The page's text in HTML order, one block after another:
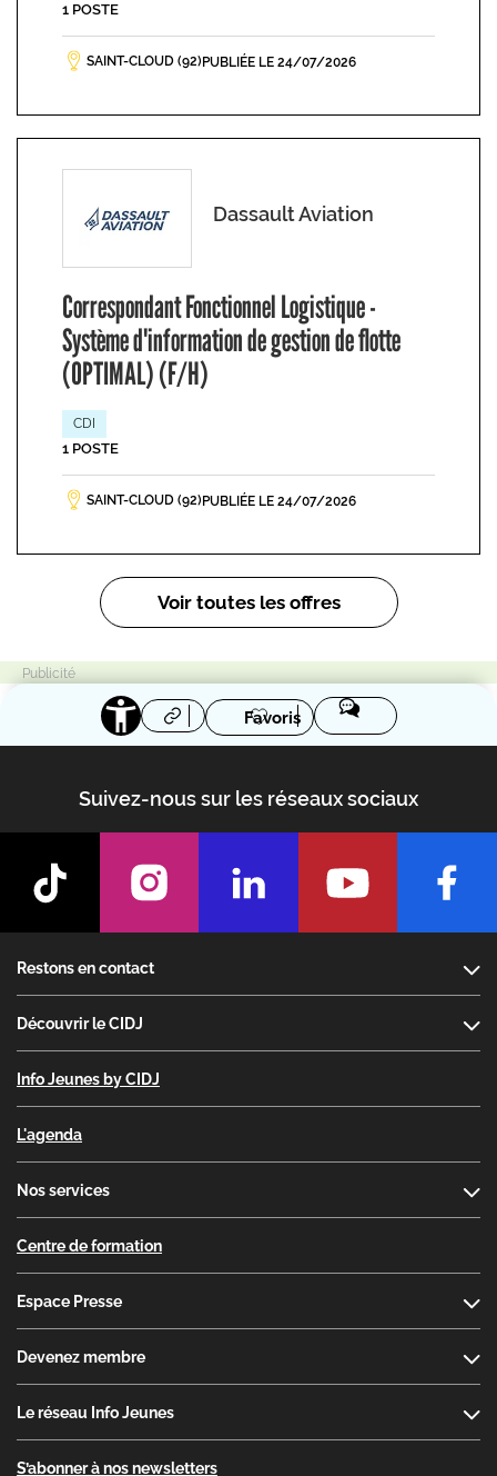
1 POSTE
SAINT-CLOUD (92) PUBLIÉE LE 24/07/2026
Dassault Aviation
Correspondant Fonctionnel Logistique -
Système d'information de gestion de flotte
(OPTIMAL) (F/H)
CDI
1 POSTE
SAINT-CLOUD (92) PUBLIÉE LE 24/07/2026
Pagination
Voir toutes les offres
Favoris
Suivez-nous sur les réseaux sociaux
Restons en contact
Découvrir le CIDJ
Info Jeunes by CIDJ
L'agenda
Nos services
Centre de formation
Espace Presse
Devenez membre
Le réseau Info Jeunes
S’abonner à nos newsletters